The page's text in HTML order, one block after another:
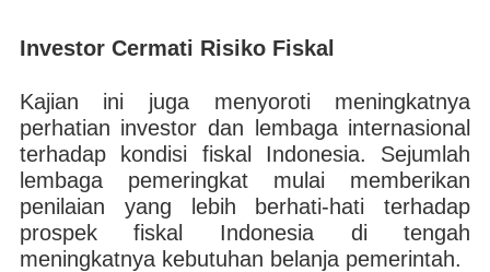
Investor Cermati Risiko Fiskal
Kajian ini juga menyoroti meningkatnya
perhatian investor dan lembaga internasional
terhadap kondisi fiskal Indonesia. Sejumlah
lembaga pemeringkat mulai memberikan
penilaian yang lebih berhati-hati terhadap
prospek fiskal Indonesia di tengah
meningkatnya kebutuhan belanja pemerintah.